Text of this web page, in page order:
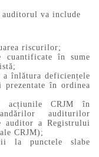
auditorul va include
riscurilor;
cuantificate în sume
a înlătura deficiențele
în ordinea
acțiunile CRJM în
auditurilor
auditor a Registrului
CRJM);
la punctele slabe